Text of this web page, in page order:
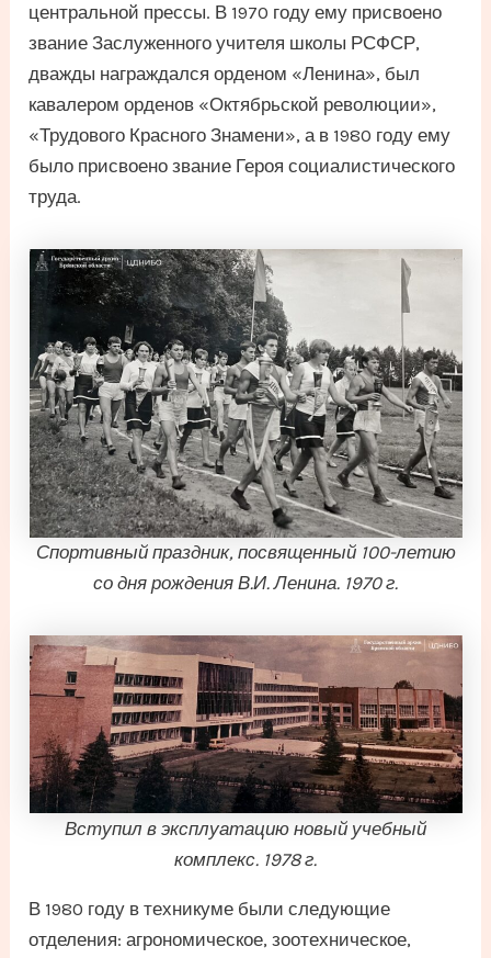
центральной прессы. В 1970 году ему присвоено
звание Заслуженного учителя школы РСФСР,
дважды награждался орденом «Ленина», был
кавалером орденов «Октябрьской революции»,
«Трудового Красного Знамени», а в 1980 году ему
было присвоено звание Героя социалистического
труда.
Спортивный праздник, посвященный 100-летию
со дня рождения В.И. Ленина. 1970 г.
Вступил в эксплуатацию новый учебный
комплекс. 1978 г.
В 1980 году в техникуме были следующие
отделения: агрономическое, зоотехническое,